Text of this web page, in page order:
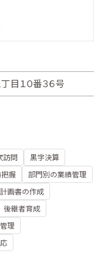
目１０番３６号
訪問
黒字決算
握
部門別の業績管理
画書の作成
後継者育成
理